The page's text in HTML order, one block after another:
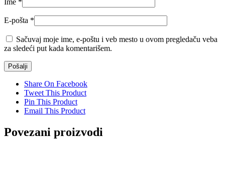
Ime *
E-pošta *
Sačuvaj moje ime, e-poštu i veb mesto u ovom pregledaču veba
za sledeći put kada komentarišem.
Share On Facebook
Tweet This Product
Pin This Product
Email This Product
Povezani proizvodi